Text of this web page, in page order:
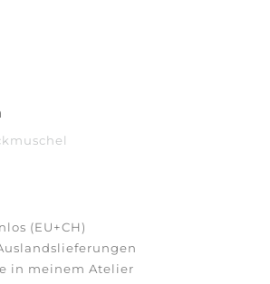
(EU+CH)
in meinem Atelier